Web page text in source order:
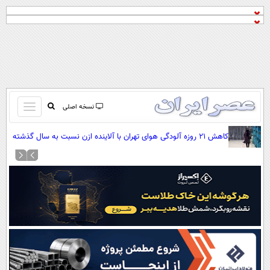
نسخه اصلی
باز
و
بسته
کردن
صفحه اول
آرشیو
نظرسنجی
آب و هوا
اوقات شرعی
سواد زندگی
کاهش ۲۱ روزه آلودگی هوای تهران با آلاینده ازن نسبت به سال گذشته